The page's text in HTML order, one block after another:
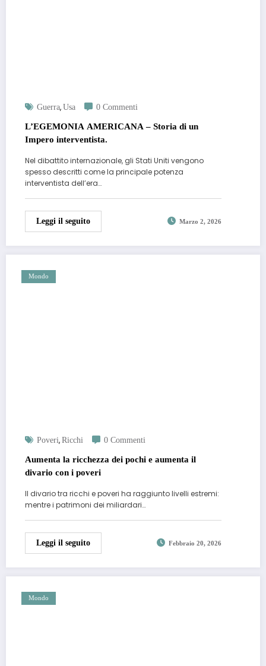
Guerra, Usa 0 Commenti
L’EGEMONIA AMERICANA – Storia di un
Impero interventista.
Nel dibattito internazionale, gli Stati Uniti vengono
spesso descritti come la principale potenza
interventista dell’era…
Leggi il seguito Marzo 2, 2026
Mondo
Poveri, Ricchi 0 Commenti
Aumenta la ricchezza dei pochi e aumenta il
divario con i poveri
Il divario tra ricchi e poveri ha raggiunto livelli estremi:
mentre i patrimoni dei miliardari…
Leggi il seguito Febbraio 20, 2026
Mondo